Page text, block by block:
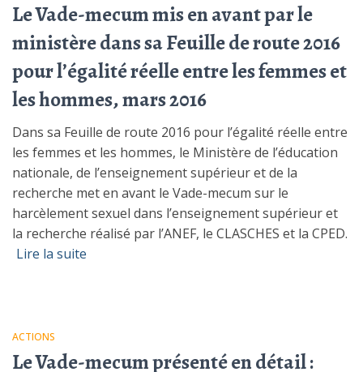
Le Vade-mecum mis en avant par le
ministère dans sa Feuille de route 2016
pour l’égalité réelle entre les femmes et
les hommes, mars 2016
Dans sa Feuille de route 2016 pour l’égalité réelle entre
les femmes et les hommes, le Ministère de l’éducation
nationale, de l’enseignement supérieur et de la
recherche met en avant le Vade-mecum sur le
harcèlement sexuel dans l’enseignement supérieur et
la recherche réalisé par l’ANEF, le CLASCHES et la CPED.
Lire la suite
ACTIONS
Le Vade-mecum présenté en détail :